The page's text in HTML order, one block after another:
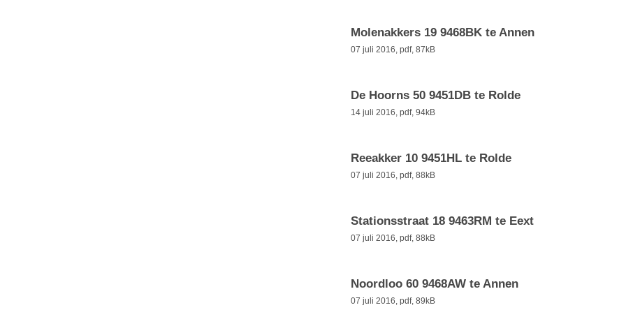
Molenakkers 19 9468BK te Annen
07 juli 2016, pdf, 87kB
De Hoorns 50 9451DB te Rolde
14 juli 2016, pdf, 94kB
Reeakker 10 9451HL te Rolde
07 juli 2016, pdf, 88kB
Stationsstraat 18 9463RM te Eext
07 juli 2016, pdf, 88kB
Noordloo 60 9468AW te Annen
07 juli 2016, pdf, 89kB